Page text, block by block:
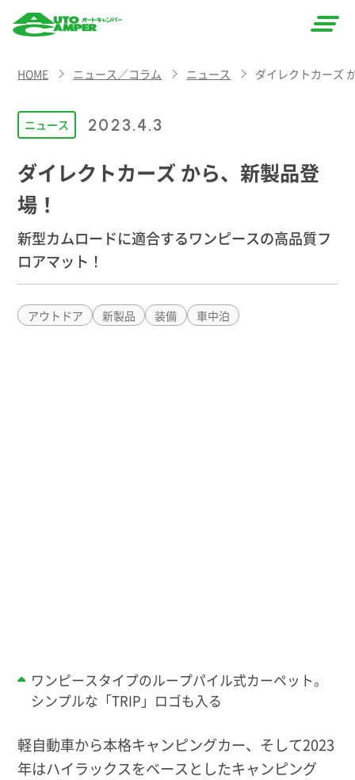
CAMPER
（オート
キャン
パー）
HOME ニュース／コラム ニュース ダイレクトカーズ
ニュース 2023.4.3
ダイレクトカーズ から、新製品登
場！
新型カムロードに適合するワンピースの高品質フ
ロアマット！
アウトドア 新製品 装備 車中泊
ワンピースタイプのループパイル式カーペット。
シンプルな「TRIP」ロゴも入る
軽自動車から本格キャンピングカー、そして2023
年はハイラックスをベースとしたキャンピング